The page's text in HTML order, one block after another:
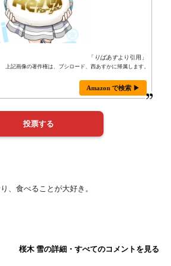
「 りばあすより引用」
上記画像の著作権は、ブシロード、西あすかに帰属します。
Amazon で検索 ▶
、食べることが大好き。
桜木 雪の詳細・すべてのコメントを見る